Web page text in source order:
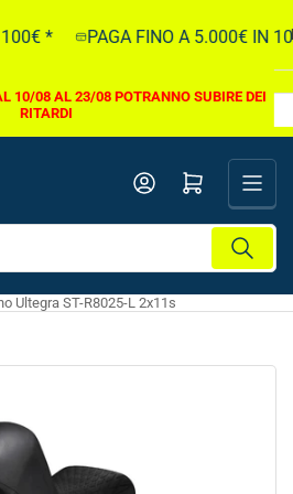
* PAGA FINO A 5.000€ IN 10
10/08 AL 23/08 POTRANNO SUBIRE DEI
RITARDI
Apri il mini carrello
Ultegra ST-R8025-L 2x11s